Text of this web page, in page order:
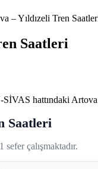
– Yıldızeli Tren
Saatleri
SİVAS hattındaki
Saatleri
sefer çalışmaktadır.